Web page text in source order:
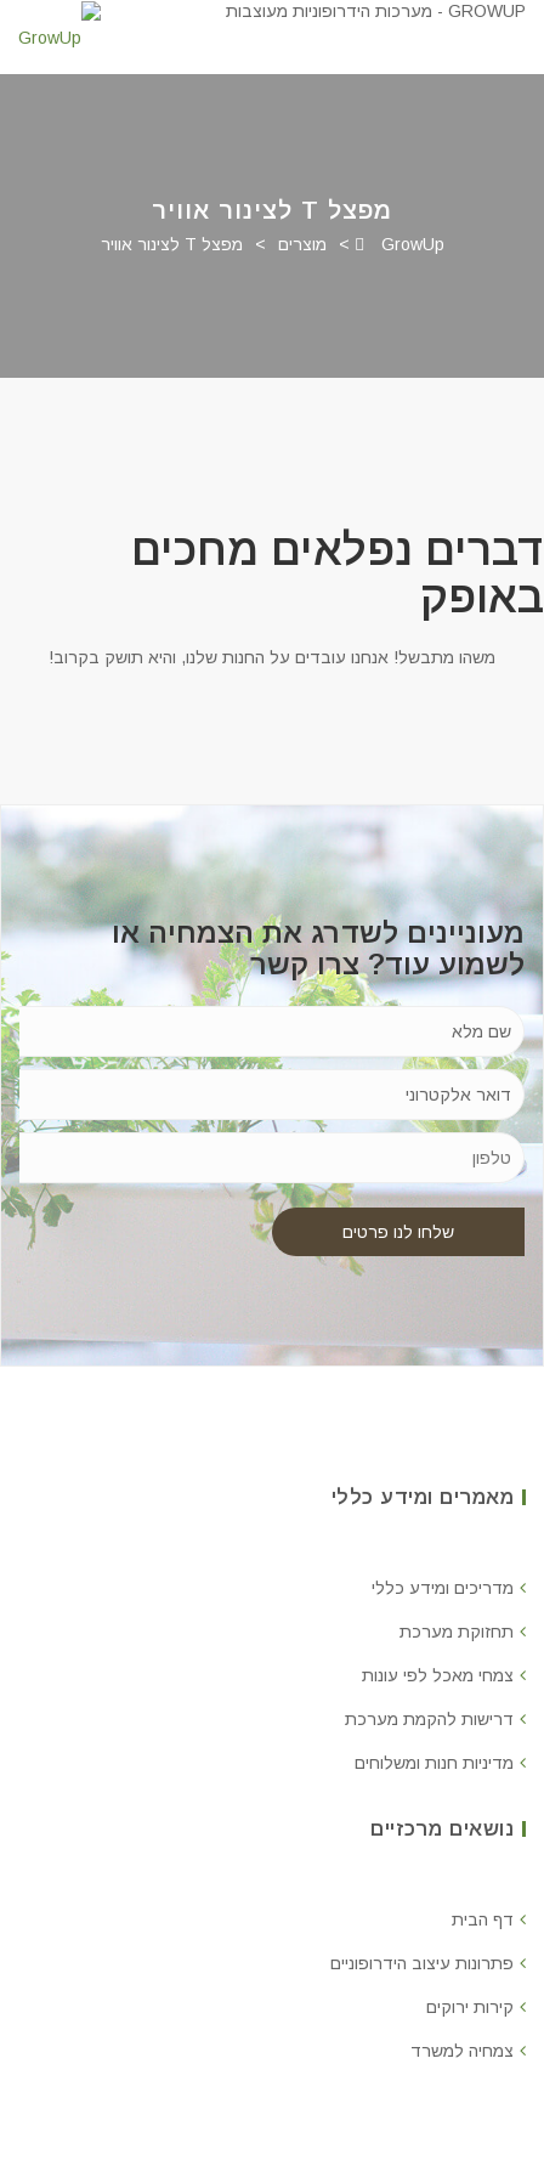
מפצל T לצינור אוויר
GrowUp
> מוצרים > מפצל T לצינור אוויר
נפלאים מחכים
משהו מתבשל! אנחנו עובדים על החנות שלנו, והיא תושק בקרוב!
מעוניינים לשדרג את הצמחיה או
לשמוע עוד? צרו קשר
מאמרים ומידע כללי
מדריכים ומידע כללי
תחזוקת מערכת
צמחי מאכל לפי עונות
דרישות להקמת מערכת
מדיניות חנות ומשלוחים
נושאים מרכזיים
דף הבית
פתרונות עיצוב הידרופוניים
קירות ירוקים
צמחיה למשרד